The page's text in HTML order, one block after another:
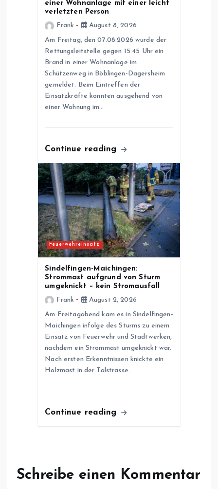
einer Wohnanlage mit einer leicht
verletzten Person
Frank
August 8, 2026
Am Freitag, den 07.08.2026 wurde der
Rettungsleitstelle gegen 15:45 Uhr ein
Brand in einer Wohnanlage im
Schützenweg in Böblingen-Dagersheim
gemeldet. Beim Eintreffen der
Einsatzkräfte konnten ausgehend von
einer Wohnung im…
Continue reading
Feuerwehreinsatz
Sindelfingen-Maichingen:
Strommast aufgrund von Sturm
umgeknickt – kein Stromausfall
Frank
August 2, 2026
Am Freitagabend kam es in Sindelfingen-
Maichingen infolge des Sturms zu einem
Einsatz von Feuerwehr und Stadtwerken,
nachdem ein Strommast umgeknickt war.
Nach ersten Erkenntnissen knickte ein
Holzmast in der Talstrasse…
Continue reading
Schreibe einen Kommentar